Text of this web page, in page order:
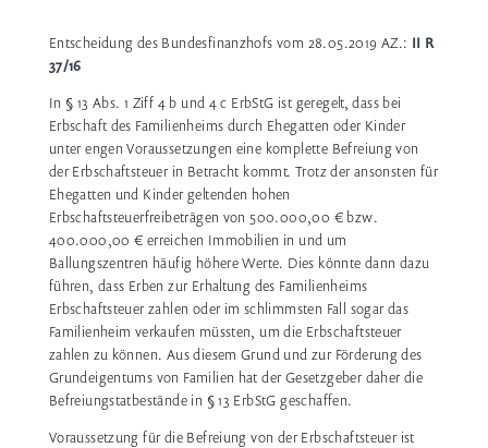
Entscheidung des Bundesfinanzhofs vom 28.05.2019 AZ.: II R
37/16
In § 13 Abs. 1 Ziff 4 b und 4 c ErbStG ist geregelt, dass bei
Erbschaft des Familienheims durch Ehegatten oder Kinder
unter engen Voraussetzungen eine komplette Befreiung von
der Erbschaftsteuer in Betracht kommt. Trotz der ansonsten für
Ehegatten und Kinder geltenden hohen
Erbschaftsteuerfreibeträgen von 500.000,00 € bzw.
400.000,00 € erreichen Immobilien in und um
Ballungszentren häufig höhere Werte. Dies könnte dann dazu
führen, dass Erben zur Erhaltung des Familienheims
Erbschaftsteuer zahlen oder im schlimmsten Fall sogar das
Familienheim verkaufen müssten, um die Erbschaftsteuer
zahlen zu können. Aus diesem Grund und zur Förderung des
Grundeigentums von Familien hat der Gesetzgeber daher die
Befreiungstatbestände in § 13 ErbStG geschaffen.
Voraussetzung für die Befreiung von der Erbschaftsteuer ist